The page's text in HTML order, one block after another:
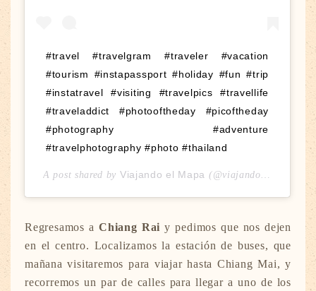
#travel #travelgram #traveler #vacation
#tourism #instapassport #holiday #fun #trip
#instatravel #visiting #travelpics #travellife
#traveladdict #photooftheday #picoftheday
#photography #adventure
#travelphotography #photo #thailand
A post shared by Viajando el Mapa (@viajandoelmapa) on
Regresamos a Chiang Rai y pedimos que nos dejen
en el centro. Localizamos la estación de buses, que
mañana visitaremos para viajar hasta Chiang Mai, y
recorremos un par de calles para llegar a uno de los